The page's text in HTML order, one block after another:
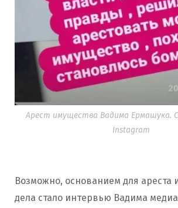
Арест имущества Вадима Ермашука.
Instagram
Возможно, основанием для ареста
дела стало интервью Вадима